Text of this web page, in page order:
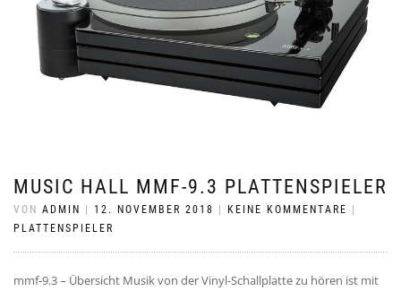
MUSIC HALL MMF-9.3 PLATTENSPIELER
VON ADMIN 12. NOVEMBER 2018 KEINE KOMMENTARE
PLATTENSPIELER
mmf-9.3 – Übersicht Musik von der Vinyl-Schallplatte zu hören ist mit